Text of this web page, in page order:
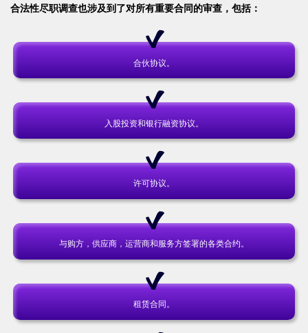
合法性尽职调查也涉及到了对所有重要合同的审查，包括：
合伙协议。
入股投资和银行融资协议。
许可协议。
与购方，供应商，运营商和服务方签署的各类合约。
租赁合同。